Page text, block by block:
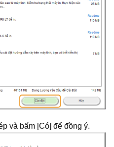
và bấm [Có] để đồng ý.